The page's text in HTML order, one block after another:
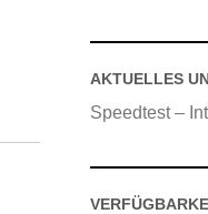
AKTUELLES
Speedtest –